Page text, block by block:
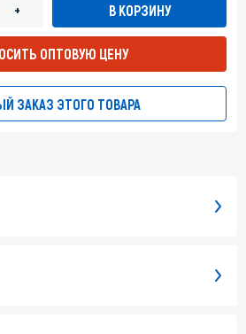
+ В КОРЗИНУ
ОПТОВУЮ ЦЕНУ
ЗАКАЗ ЭТОГО ТОВАРА